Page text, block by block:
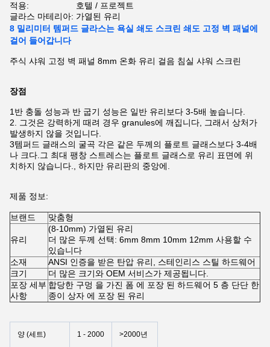
적용:
호텔 / 프로젝트
글라스 마테리아: 가열된 유리
8 밀리미터 템퍼드 글라스는 욕실 쇄도 스크린 쇄도 고정 벽 패널에
걸어 들어갑니다
주식 샤워 고정 벽 패널 8mm 온화 유리 걸음 침실 샤워 스크린
장점
1반 충돌 성능과 반 굽기 성능은 일반 유리보다 3-5배 높습니다.
2. 그것은 강력하게 때려 경우 granules에 깨집니다, 그래서 상처가
발생하지 않을 것입니다.
3템퍼드 글래스의 굴곡 각은 같은 두께의 플로트 글래스보다 3-4배
나 크다.그 최대 팽창 스트레스는 플로트 글래스로 유리 표면에 위
치하지 않습니다., 하지만 유리판의 중앙에.
제품 정보:
브랜드 맞춤형
유리
(8-10mm) 가열된 유리
더 많은 두께 선택: 6mm 8mm 10mm 12mm 사용할 수
있습니다
소재
ANSI 인증을 받은 탄압 유리, 스테인리스 스틸 하드웨어
크기
더 많은 크기와 OEM 서비스가 제공됩니다.
포장 세부
사항
합당한 구멍 을 가진 폼 에 포장 된 하드웨어 5 층 단단 한
종이 상자 에 포장 된 유리
양 (세트) 1 - 2000 >2000년